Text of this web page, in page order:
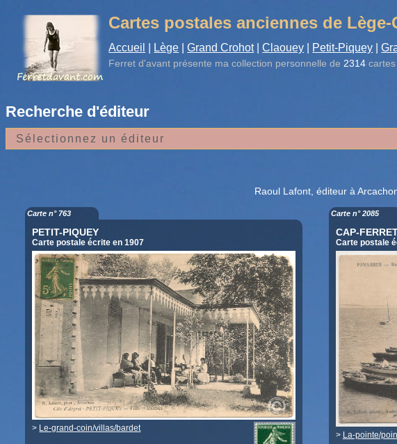
Cartes postales anciennes de Lège-
Accueil Lège Grand Crohot Claouey Petit-Piquey
Ferret d'avant présente ma collection personnelle de 2314
Recherche d'éditeur
Raoul Lafont, éditeur à
Carte n° 763
PETIT-PIQUEY
Carte postale écrite en 1907
> Le-grand-coin/villas/bardet
Carte n° 2085
CAP-
Carte postale
> La-pointe/